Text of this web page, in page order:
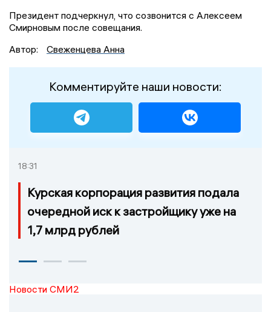
Президент подчеркнул, что созвонится с Алексеем
Смирновым после совещания.
Автор:
Свеженцева Анна
Комментируйте наши новости:
18:31
Курская корпорация развития подала
очередной иск к застройщику уже на
1,7 млрд рублей
Новости СМИ2